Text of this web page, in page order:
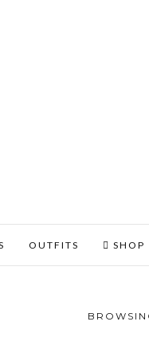
OUTFITS SHOP